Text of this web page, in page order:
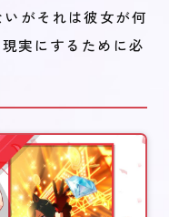
がそれは彼女が何
実にするために必